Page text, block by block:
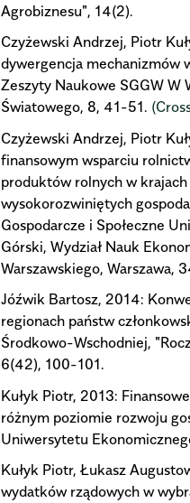
Agrobiznesu", 14(2).
Czyżewski Andrzej, Piotr
dywergencja mechanizmów
Zeszyty Naukowe SGGW W
Światowego, 8, 41-51.
Czyżewski Andrzej, Piotr
finansowym wsparciu
produktów rolnych w
wysokorozwiniętych
Gospodarcze i Społeczne
Górski, Wydział Nauk
Warszawskiego, Warszawa,
Jóźwik Bartosz, 2014:
regionach państw
Środkowo-Wschodniej,
6(42), 100-101.
Kułyk Piotr, 2013:
różnym poziomie rozwoju
Uniwersytetu
Kułyk Piotr, Łukasz
wydatków rządowych w